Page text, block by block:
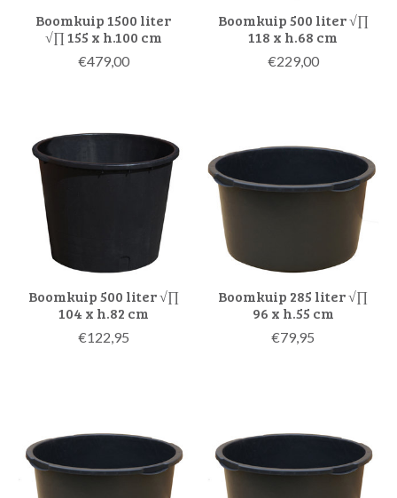
Boomkuip 1500 liter
√∏ 155 x h.100 cm
€479,00
Boomkuip 500 liter √∏
118 x h.68 cm
€229,00
Boomkuip 500 liter √∏
104 x h.82 cm
€122,95
Boomkuip 285 liter √∏
96 x h.55 cm
€79,95